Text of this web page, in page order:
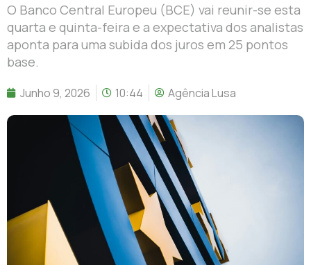
O Banco Central Europeu (BCE) vai reunir-se esta
quarta e quinta-feira e a expectativa dos analistas
aponta para uma subida dos juros em 25 pontos
base.
Junho 9, 2026 10:44 Agência Lusa